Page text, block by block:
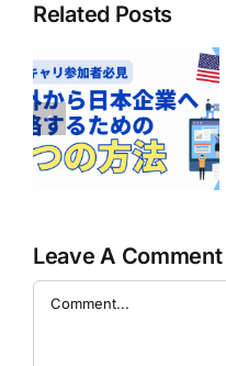
Related Posts
Bell Mobility
ーザー必見！
CraveのBasic
ランが無料で
しめるかも！
Leave A Comment
Comment